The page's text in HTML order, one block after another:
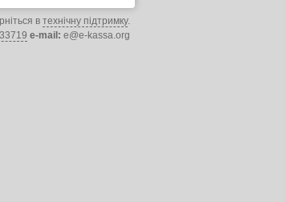
в технічну підтримку.
e-mail: e@e-kassa.org